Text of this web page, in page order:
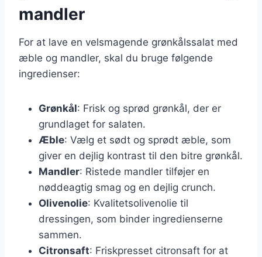
mandler
For at lave en velsmagende grønkålssalat med
æble og mandler, skal du bruge følgende
ingredienser:
Grønkål: Frisk og sprød grønkål, der er
grundlaget for salaten.
Æble: Vælg et sødt og sprødt æble, som
giver en dejlig kontrast til den bitre grønkål.
Mandler: Ristede mandler tilføjer en
nøddeagtig smag og en dejlig crunch.
Olivenolie: Kvalitetsolivenolie til
dressingen, som binder ingredienserne
sammen.
Citronsaft: Friskpresset citronsaft for at